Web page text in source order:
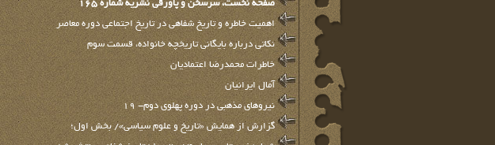
صفحه نخست، سرسخن و پاورقي نشريه شماره 165
اهمیت خاطره و تاریخ شفاهی در تاریخ اجتماعی دوره معاصر
نکاتی درباره بایگانی تاریخچه خانواده، قسمت سوم
خاطرات محمدرضا اعتمادیان
آمال ایرانیان
نیروهای مذهبی در دوره پهلوی دوم- ۱۹
گزارش از همایش «تاریخ و علوم سیاسی»/ بخش اول؛